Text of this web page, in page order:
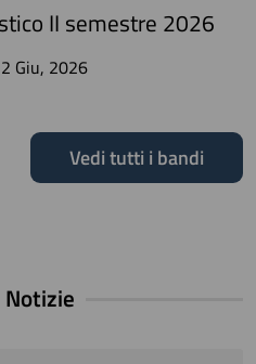
II semestre 2026
Giu, 2026
Vedi tutti i bandi
Notizie